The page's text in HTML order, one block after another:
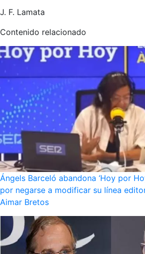
J. F. Lamata
Contenido relacionado
Ángels Barceló abandona ‘Hoy por
por negarse a modificar su línea
Aimar Bretos